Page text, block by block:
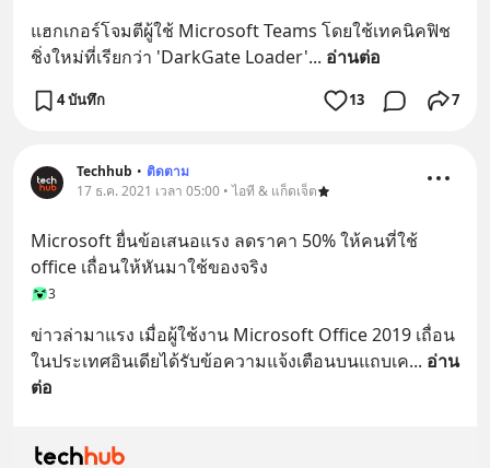
แฮกเกอร์โจมตีผู้ใช้ Microsoft Teams โดยใช้เทคนิคฟิช
ชิ่งใหม่ที่เรียกว่า 'DarkGate Loader'... อ่านต่อ
4 บันทึก 13 7
Techhub • ติดตาม
17 ธ.ค. 2021 เวลา 05:00 • ไอที & แก็ดเจ็ต
Microsoft ยื่นข้อเสนอแรง ลดราคา 50% ให้คนที่ใช้
office เถื่อนให้หันมาใช้ของจริง
3
ข่าวล่ามาแรง เมื่อผู้ใช้งาน Microsoft Office 2019 เถื่อน
ในประเทศอินเดียได้รับข้อความแจ้งเตือนบนแถบเค... อ่าน
ต่อ